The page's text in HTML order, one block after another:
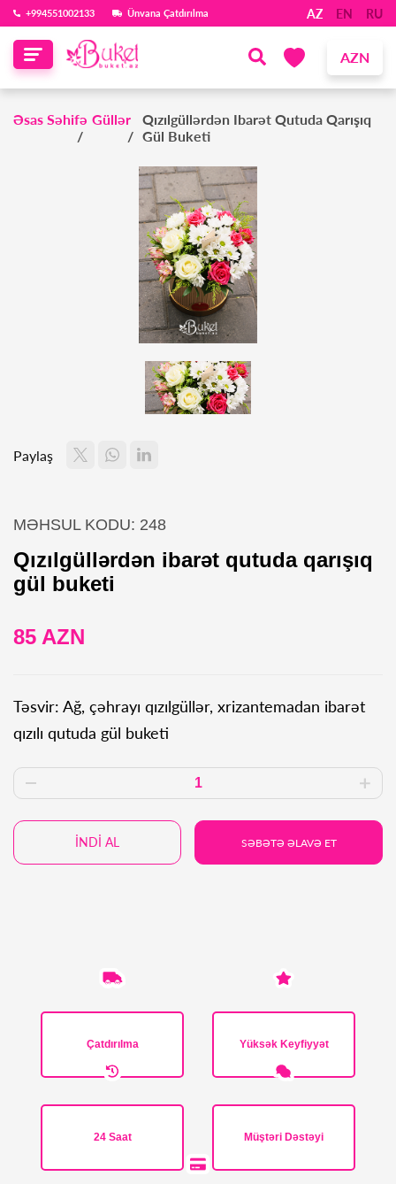
‪+994551002133‬ Ünvana Çatdırılma AZ EN RU
AZN
Əsas Səhifə Güllər
Qızılgüllərdən Ibarət Qutuda Qarışıq
Gül Buketi
Paylaş
MƏHSUL KODU: 248
Qızılgüllərdən ibarət qutuda qarışıq
gül buketi
85 AZN
Təsvir: Ağ, çəhrayı qızılgüllər, xrizantemadan ibarət
qızılı qutuda gül buketi
İNDİ AL SƏBƏTƏ ƏLAVƏ ET
Çatdırılma Yüksək Keyfiyyət
24 Saat Müştəri Dəstəyi